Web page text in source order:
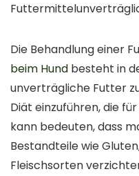
Die Behandlung einer
beim Hund besteht in
unverträgliche Futter
Diät einzuführen, die
kann bedeuten, dass
Bestandteile wie
Fleischsorten